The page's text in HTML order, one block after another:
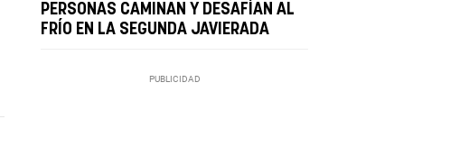
PERSONAS CAMINAN Y DESAFÍAN AL
FRÍO EN LA SEGUNDA JAVIERADA